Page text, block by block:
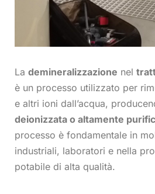
La demineralizzazione nel
è un processo utilizzato per
e altri ioni dall’acqua,
deionizzata o altamente
processo è fondamentale in
industriali, laboratori e nella
potabile di alta qualità.